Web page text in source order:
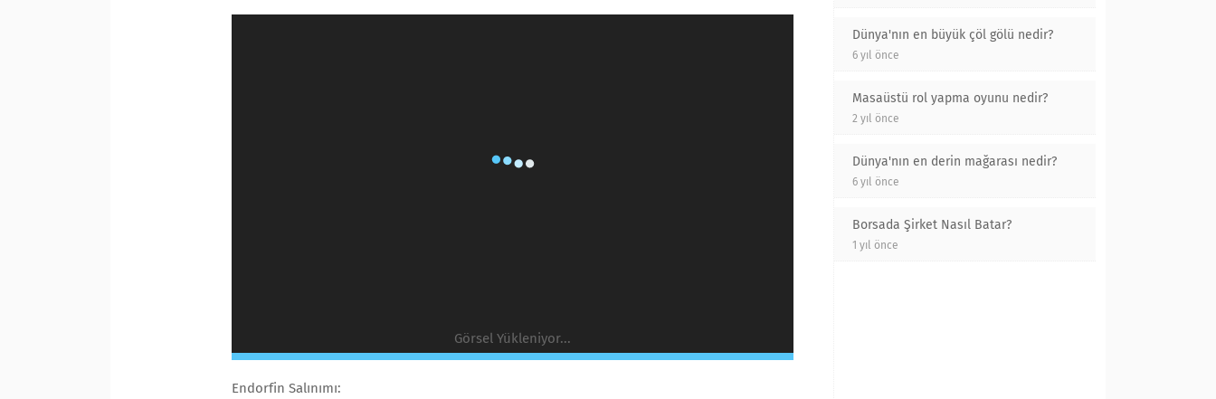
Görsel Yükleniyor...
Endorfin Salınımı:
Dünya'nın en büyük çöl gölü nedir?
6 yıl önce
Masaüstü rol yapma oyunu nedir?
2 yıl önce
Dünya'nın en derin mağarası nedir?
6 yıl önce
Borsada Şirket Nasıl Batar?
1 yıl önce